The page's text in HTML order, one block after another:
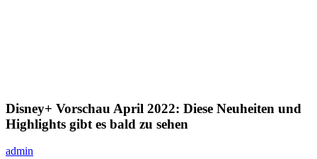
Disney+ Vorschau April 2022: Diese Neuheiten und
Highlights gibt es bald zu sehen
admin